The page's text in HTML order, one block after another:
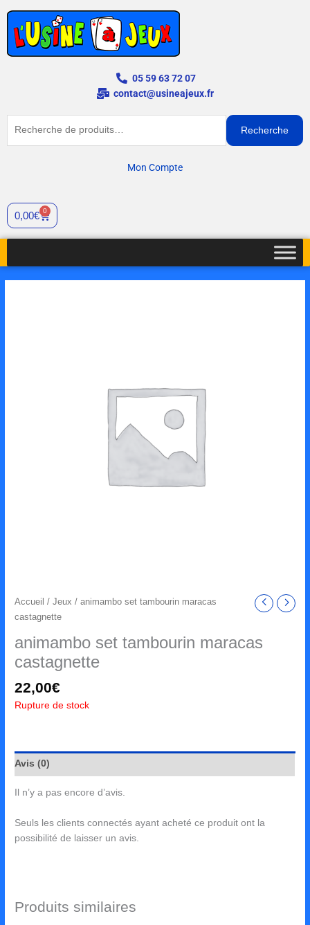
contenu
05 59 63 72 07
contact@usineajeux.fr
Recherche
Mon Compte
0,00€ 0
Panier
Accueil /Jeux / animambo set tambourin maracas
castagnette
animambo set tambourin maracas
castagnette
22,00€
Rupture de stock
Avis (0)
Il n’y a pas encore d’avis.
Seuls les clients connectés ayant acheté ce produit ont la
possibilité de laisser un avis.
Produits similaires